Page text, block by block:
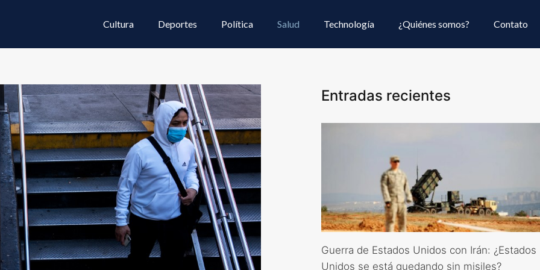
Cultura Deportes Política Salud Technología ¿Quiénes somos? Contato
Entradas recientes
Guerra de Estados Unidos con Irán: ¿Estados
Unidos se está quedando sin misiles?